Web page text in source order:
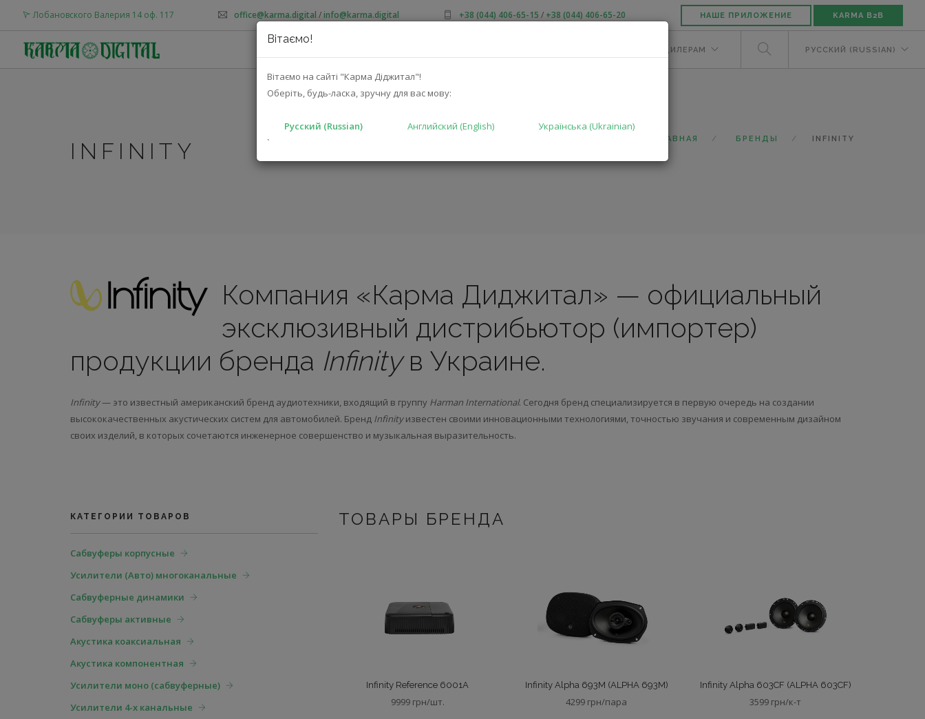
Вітаємо!
Вітаємо на сайті "Карма Діджитал"!
Оберіть, будь-ласка, зручну для вас мову:
Русский (Russian) Английский (English)
Українська (Ukrainian)
`
Лобановского Валерия 14 оф. 117 office@karma.digital /info@karma.digital +38 (044) 406-65-15 / +38 (044) 406-65-20 НАШЕ ПРИЛОЖЕНИЕ KARMA B2B
ДИЛЕРАМ РУССКИЙ (RUSSIAN)
INFINITY ГЛАВНАЯ БРЕНДЫ INFINITY
Компания «Карма Диджитал» — официальный
эксклюзивный дистрибьютор (импортер)
продукции бренда Infinityв Украине.
Infinity— это известный американский бренд аудиотехники, входящий в группу Harman International. Сегодня бренд специализируется в первую очередь на создании
высококачественных акустических систем для автомобилей. Бренд Infinityизвестен своими инновационными технологиями, точностью звучания и современным дизайном
своих изделий, в которых сочетаются инженерное совершенство и музыкальная выразительность.
КАТЕГОРИИ ТОВАРОВ
Сабвуферы корпусные
Усилители (Авто) многоканальные
Сабвуферные динамики
Cабвуферы активные
Акустика коаксиальная
Акустика компонентная
Усилители моно (сабвуферные)
Усилители 4-х канальные
ТОВАРЫ БРЕНДА
Infinity Reference 6001A
9999 грн/шт.
Infinity Alpha 693M (ALPHA 693M)
4299 грн/пара
Infinity Alpha 603CF (ALPHA 603CF)
3599 грн/к-т